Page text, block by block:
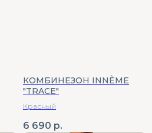
КОМБИНЕЗОН INNÈME
"TRACE"
Красный
6 690 р.